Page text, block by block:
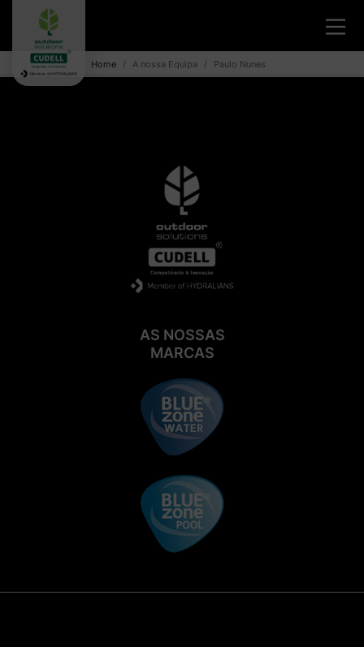
Home A nossa Equipa Paulo Nunes
AS NOSSAS
MARCAS